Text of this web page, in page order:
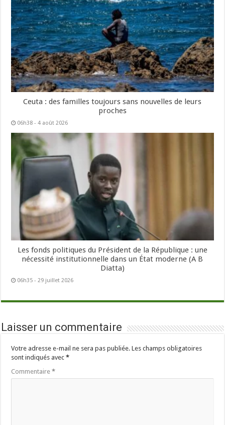
Ceuta : des familles toujours sans nouvelles de leurs
proches
06h38 - 4 août 2026
Les fonds politiques du Président de la République : une
nécessité institutionnelle dans un État moderne (A B
Diatta)
06h35 - 29 juillet 2026
Laisser un commentaire
Votre adresse e-mail ne sera pas publiée. Les champs obligatoires
sont indiqués avec*
Commentaire*